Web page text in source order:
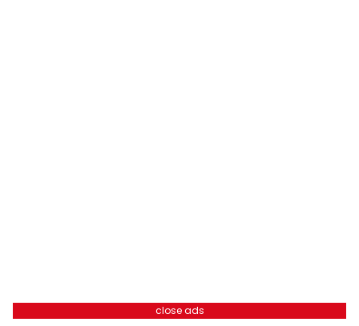
close ads